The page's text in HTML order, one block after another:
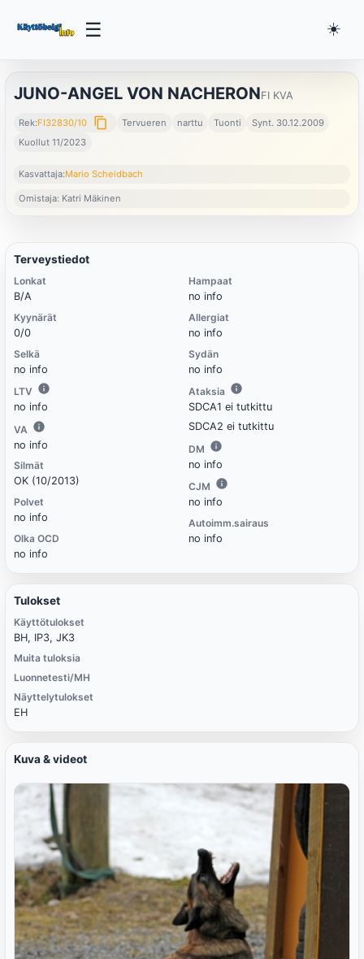
☰ ☀️
JUNO-ANGEL VON NACHERONFI KVA
Rek:FI32830/10 content_copy Tervueren narttu Tuonti
Synt. 30.12.2009
Kuollut 11/2023
Kasvattaja:Mario Scheidbach
Omistaja: Katri Mäkinen
Terveystiedot
Lonkat
B/A
Kyynärät
0/0
Selkä
no info
LTV
no info
VA
no info
Silmät
OK (10/2013)
Polvet
no info
Olka OCD
no info
Hampaat
no info
Allergiat
no info
Sydän
no info
Ataksia
SDCA1 ei tutkittu
SDCA2 ei tutkittu
DM
no info
CJM
no info
Autoimm.sairaus
no info
Tulokset
Käyttötulokset
BH, IP3, JK3
Muita tuloksia
Luonnetesti/MH
Näyttelytulokset
EH
Kuva & videot